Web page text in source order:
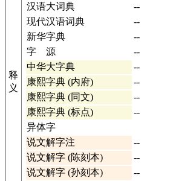
释
义
汉语大词典
--
现代汉语词典
--
新华字典
--
字 源
--
中华大字典
--
康熙字典 (内府)
--
康熙字典 (同文)
--
康熙字典 (标点)
--
异体字
说文解字注
--
说文解字 (陈刻本)
--
说文解字 (孙刻本)
--